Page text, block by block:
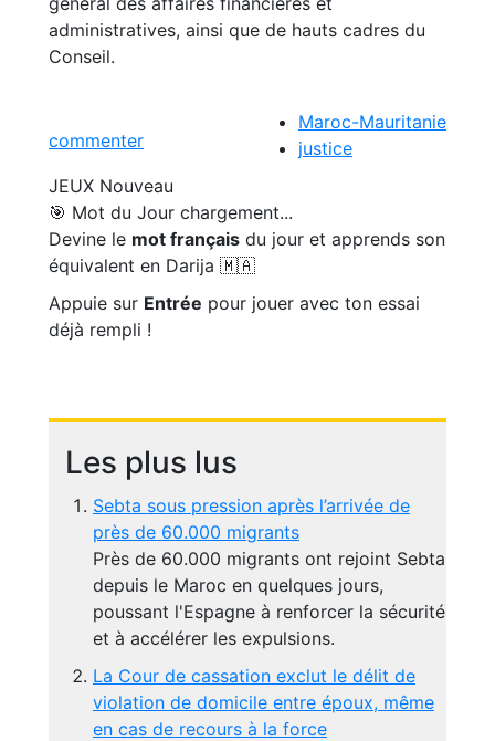
administratives, ainsi que de hauts cadres du
Conseil.
commenter
Maroc-Mauritanie
justice
JEUX Nouveau
🎯 Mot du Jour chargement...
Devine le mot français du jour et apprends son
équivalent en Darija 🇲🇦
Appuie sur Entrée pour jouer avec ton essai
déjà rempli !
Les plus lus
Sebta sous pression après l’arrivée de
près de 60.000 migrants
Près de 60.000 migrants ont rejoint Sebta
depuis le Maroc en quelques jours,
poussant l'Espagne à renforcer la sécurité
et à accélérer les expulsions.
La Cour de cassation exclut le délit de
violation de domicile entre époux, même
en cas de recours à la force